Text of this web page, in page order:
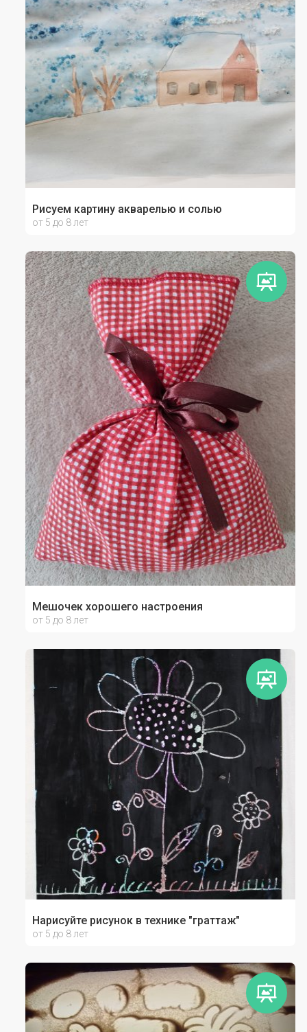
Рисуем картину акварелью и солью
от 5 до 8 лет
Мешочек хорошего настроения
от 5 до 8 лет
Нарисуйте рисунок в технике "граттаж"
от 5 до 8 лет